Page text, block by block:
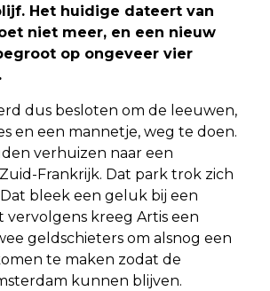
Het huidige dateert van
niet meer, en een nieuw
op ongeveer vier
dus besloten om de leeuwen,
en een mannetje, weg te doen.
verhuizen naar een
Frankrijk. Dat park trok zich
bleek een geluk bij een
vervolgens kreeg Artis een
geldschieters om alsnog een
te maken zodat de
kunnen blijven.